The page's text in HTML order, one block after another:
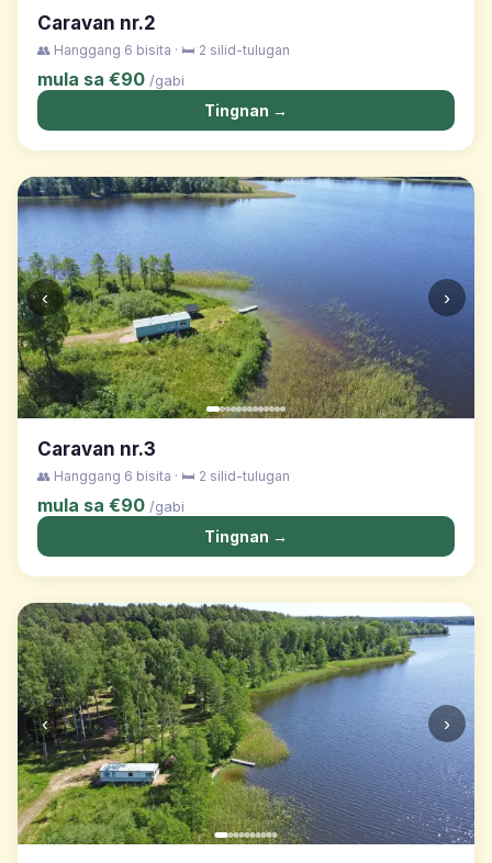
Caravan nr.2
👥 Hanggang 6 bisita · 🛏️ 2 silid-tulugan
mula sa €90 /gabi
Tingnan →
‹ ›
Caravan nr.3
👥 Hanggang 6 bisita · 🛏️ 2 silid-tulugan
mula sa €90 /gabi
Tingnan →
‹ ›